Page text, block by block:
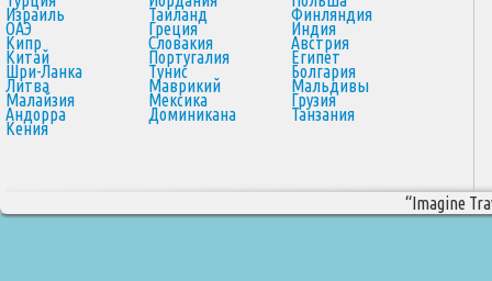
Израиль Таиланд Финляндия
ОАЭ Греция Индия
Кипр Словакия Австрия
Китай Португалия Египет
Шри-Ланка Тунис Болгария
Литва Маврикий Мальдивы
Малайзия Мексика Грузия
Андорра Доминикана Танзания
Кения
“Imagine